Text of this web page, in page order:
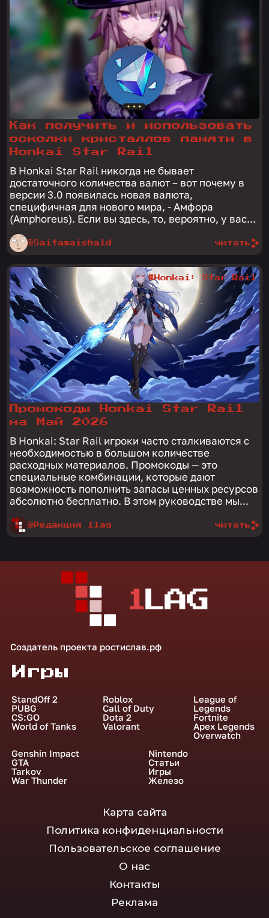
Как получить и использовать
осколки кристаллов памяти в
Honkai Star Rail
В Honkai Star Rail никогда не бывает
достаточного количества валют – вот почему в
версии 3.0 появилась новая валюта,
специфичная для нового мира, - Амфора
(Amphoreus). Если вы здесь, то, вероятно, у вас...
@Saitamaisbald читать
Промокоды Honkai Star Rail
на Май 2026
В Honkai: Star Rail игроки часто сталкиваются с
необходимостью в большом количестве
расходных материалов. Промокоды — это
специальные комбинации, которые дают
возможность пополнить запасы ценных ресурсов
абсолютно бесплатно. В этом руководстве мы...
@Редакция 1lag
#Honkai: Star Rail
читать
Создатель проекта ростислав.рф
Игры
StandOff 2
PUBG
CS:GO
World of Tanks
Roblox
Call of Duty
Dota 2
Valorant
League of
Legends
Fortnite
Apex Legends
Overwatch
Genshin Impact
GTA
Tarkov
War Thunder
Nintendo
Статьи
Игры
Железо
Карта сайта
Политика конфиденциальности
Пользовательское соглашение
О нас
Контакты
Реклама